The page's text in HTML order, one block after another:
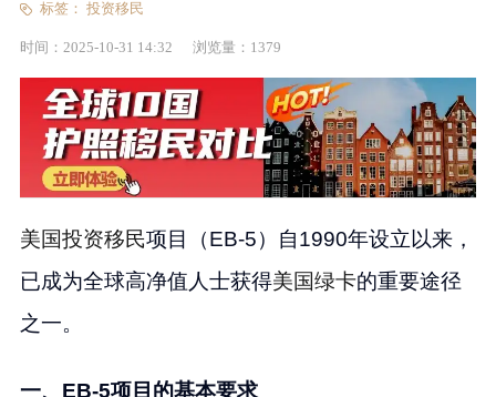
标签： 投资移民
时间： 2025-10-31 14:32 浏览量： 1379
美国投资移民项目（EB-5）自1990年设立以来，
已成为全球高净值人士获得美国绿卡的重要途径
之一。
一、EB-5项目的基本要求